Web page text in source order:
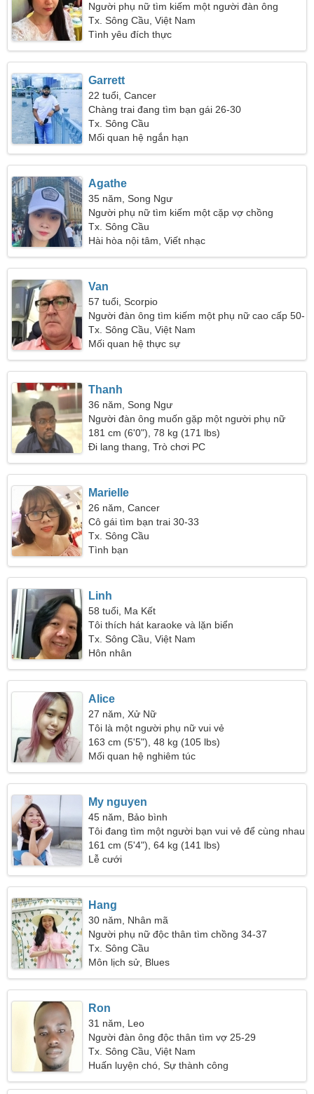
Người phụ nữ tìm kiếm một người đàn ông
Tx. Sông Cầu, Việt Nam
Tình yêu đích thực
Garrett
22 tuổi, Cancer
Chàng trai đang tìm bạn gái 26-30
Tx. Sông Cầu
Mối quan hệ ngắn hạn
Agathe
35 năm, Song Ngư
Người phụ nữ tìm kiếm một cặp vợ chồng
Tx. Sông Cầu
Hài hòa nội tâm, Viết nhạc
Van
57 tuổi, Scorpio
Người đàn ông tìm kiếm một phụ nữ cao cấp 50-
52
Tx. Sông Cầu, Việt Nam
Mối quan hệ thực sự
Thanh
36 năm, Song Ngư
Người đàn ông muốn gặp một người phụ nữ
181 cm (6'0"), 78 kg (171 lbs)
Đi lang thang, Trò chơi PC
Marielle
26 năm, Cancer
Cô gái tìm bạn trai 30-33
Tx. Sông Cầu
Tình bạn
Linh
58 tuổi, Ma Kết
Tôi thích hát karaoke và lặn biển
Tx. Sông Cầu, Việt Nam
Hôn nhân
Alice
27 năm, Xử Nữ
Tôi là một người phụ nữ vui vẻ
163 cm (5'5"), 48 kg (105 lbs)
Mối quan hệ nghiêm túc
My nguyen
45 năm, Bảo bình
Tôi đang tìm một người bạn vui vẻ để cùng nhau
đi du lịch
161 cm (5'4"), 64 kg (141 lbs)
Lễ cưới
Hang
30 năm, Nhân mã
Người phụ nữ độc thân tìm chồng 34-37
Tx. Sông Cầu
Môn lịch sử, Blues
Ron
31 năm, Leo
Người đàn ông độc thân tìm vợ 25-29
Tx. Sông Cầu, Việt Nam
Huấn luyện chó, Sự thành công